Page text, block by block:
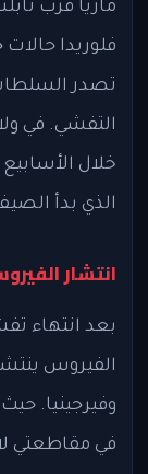
ماريا قرب
فلوريدا
تصدر
خلال
الذي بدأ الصيف
انتشار
بعد انتهاء
الفيروس
في مقاطعتي